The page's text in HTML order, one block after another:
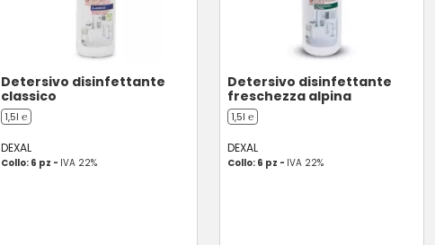
Detersivo disinfettante
classico
1,5l ℮
DEXAL
Collo: 6 pz - IVA 22%
Detersivo disinfettante
freschezza alpina
1,5l ℮
DEXAL
Collo: 6 pz - IVA 22%